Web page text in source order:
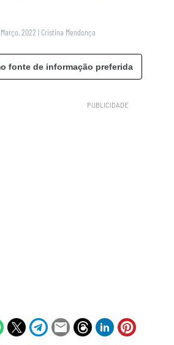
2022 | Cristina Mendonça
fonte de informação preferida